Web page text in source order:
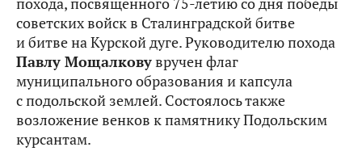
советских войск в Сталинградской битве
и битве на Курской дуге. Руководителю похода
Павлу Мощалковувручен флаг
муниципального образования и капсула
с подольской землей. Состоялось также
возложение венков к памятнику Подольским
курсантам.